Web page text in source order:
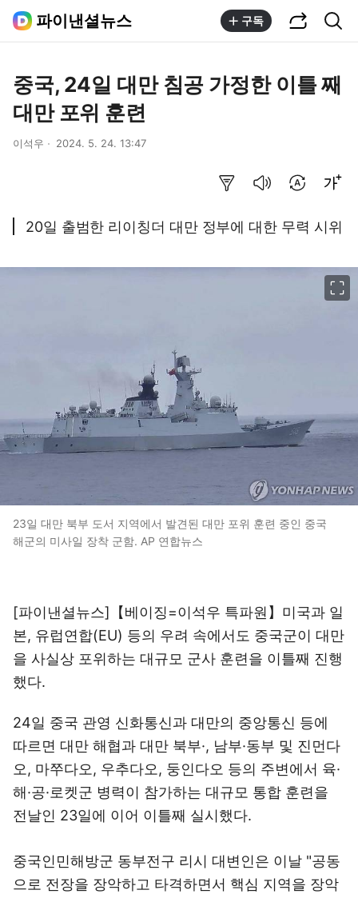
파이낸셜뉴스 구독
중국, 24일 대만 침공 가정한 이틀 째
대만 포위 훈련
이석우 2024. 5. 24. 13:47
20일 출범한 리이칭더 대만 정부에 대한 무력 시위
23일 대만 북부 도서 지역에서 발견된 대만 포위 훈련 중인 중국
해군의 미사일 장착 군함. AP 연합뉴스
[파이낸셜뉴스]【베이징=이석우 특파원】미국과 일
본, 유럽연합(EU) 등의 우려 속에서도 중국군이 대만
을 사실상 포위하는 대규모 군사 훈련을 이틀째 진행
했다.
24일 중국 관영 신화통신과 대만의 중앙통신 등에
따르면 대만 해협과 대만 북부·, 남부·동부 및 진먼다
오, 마쭈다오, 우추다오, 둥인다오 등의 주변에서 육·
해·공·로켓군 병력이 참가하는 대규모 통합 훈련을
전날인 23일에 이어 이틀째 실시했다.
중국인민해방군 동부전구 리시 대변인은 이날 "공동
으로 전장을 장악하고 타격하면서 핵심 지역을 장악